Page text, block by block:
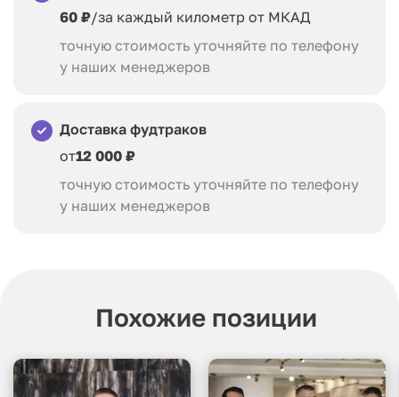
60 ₽/за каждый километр от МКАД
точную стоимость уточняйте по телефону
у наших менеджеров
Доставка фудтраков
от12 000 ₽
точную стоимость уточняйте по телефону
у наших менеджеров
Похожие позиции